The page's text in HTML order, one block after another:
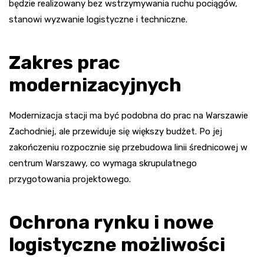
będzie realizowany bez wstrzymywania ruchu pociągów,
stanowi wyzwanie logistyczne i techniczne.
Zakres prac
modernizacyjnych
Modernizacja stacji ma być podobna do prac na Warszawie
Zachodniej, ale przewiduje się większy budżet. Po jej
zakończeniu rozpocznie się przebudowa linii średnicowej w
centrum Warszawy, co wymaga skrupulatnego
przygotowania projektowego.
Ochrona rynku i nowe
logistyczne możliwości